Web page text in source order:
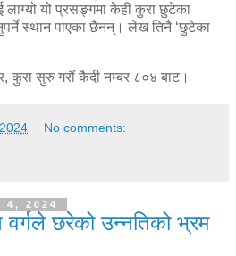
लाग्यो यो प्रसङ्गमा केही कुरा छुटेका
स्थान पाएका छैनन्। लेख तिनै ‘छुटेका
, कुरा सुरु गरौं कैदी नम्बर ८०४ बाट।
No comments:
4, 2024
वर्गले छरेको उन्नतिको भ्रम